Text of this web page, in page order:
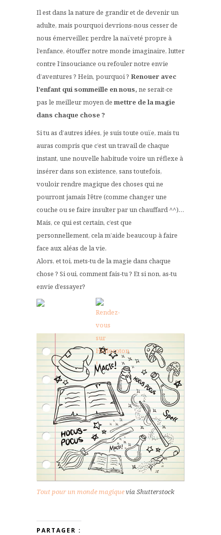
Il est dans la nature de grandir et de devenir un
adulte, mais pourquoi devrions-nous cesser de
nous émerveiller, perdre la naïveté propre à
l’enfance, étouffer notre monde imaginaire, lutter
contre l’insouciance ou refouler notre envie
d’aventures ? Hein, pourquoi ? Renouer avec
l’enfant qui sommeille en nous, ne serait-ce
pas le meilleur moyen de mettre de lamagie
dans chaque chose ?
Si tu as d’autres idées, je suis toute ouïe, mais tu
auras compris que c’est un travail de chaque
instant, une nouvelle habitude voire un réflexe à
insérer dans son existence, sans toutefois,
vouloir rendre magique des choses qui ne
pourront jamais l’être (comme changer une
couche ou se faire insulter par un chauffard ^^)…
Mais, ce qui est certain, c’est que
personnellement, cela m’aide beaucoup à faire
face aux aléas de la vie.
Alors, et toi, mets-tu de la magie dans chaque
chose ? Si oui, comment fais-tu ? Et si non, as-tu
envie d’essayer?
Tout pour un monde magiquevia Shutterstock
PARTAGER :